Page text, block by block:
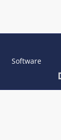
Software